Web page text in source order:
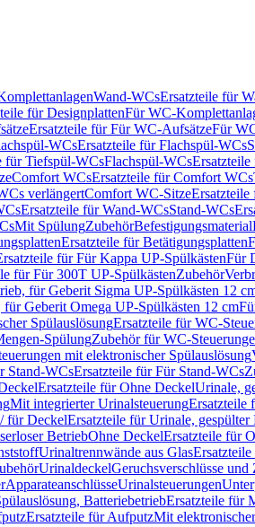
Wand-WCsErsatzteile für
für DesignplattenFür WC-
Ersatzteile für Für WC-AufsätzeFür
WCsErsatzteile für Flachspül-WCs
für Tiefspül-WCsFlachspül-WCs
Comfort WCsErsatzteile für Comfort WCs
verlängertComfort WC-Sitze
Ersatzteile für Wand-WCsStand-WCs
Mit SpülungZubehörBefestigungsmaterial
Ersatzteile für Betätigungsplatten
für Für Kappa UP-SpülkästenFür
für Für 300T UP-SpülkästenZubehör
für Geberit Sigma UP-Spülkästen 12
Geberit Omega UP-Spülkästen 12 cm
SpülauslösungErsatzteile für WC-
SpülungZubehör für WC-
mit elektronischer Spülauslösung
Stand-WCsErsatzteile für Für Stand-WCs
Ersatzteile für Ohne DeckelUrinale,
Mit integrierter UrinalsteuerungErsatzteile
für DeckelErsatzteile für Urinale,
BetriebOhne DeckelErsatzteile für
Urinaltrennwände aus Glas
UrinaldeckelGeruchsverschlüsse und
ApparateanschlüsseUrinalsteuerungen
BatteriebetriebErsatzteile für
Ersatzteile für AufputzMit